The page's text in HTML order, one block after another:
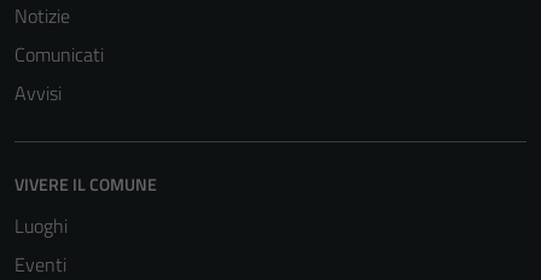
Notizie
Comunicati
Avvisi
VIVERE IL COMUNE
Luoghi
Eventi